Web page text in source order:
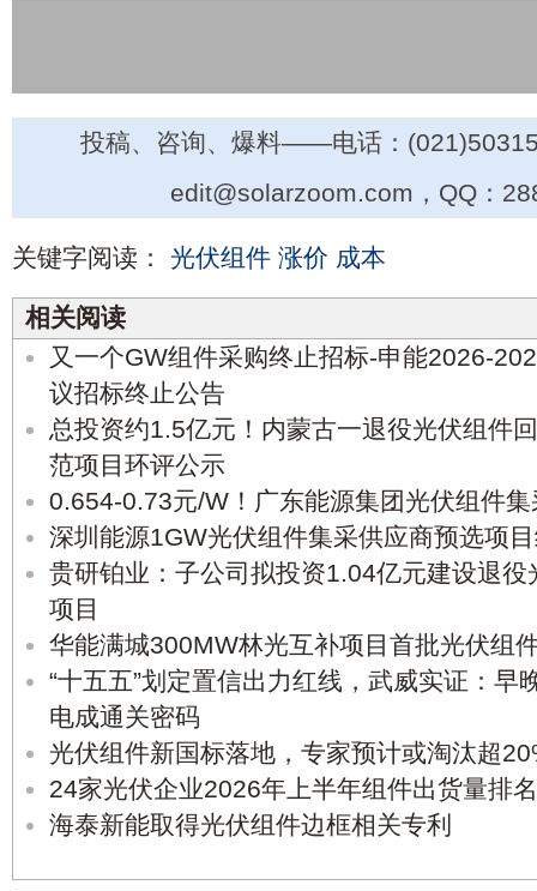
投稿、咨询、爆料——电话：
edit@solarzoom.com，QQ：
关键字阅读： 光伏组件 涨价 成本
相关阅读
又一个GW组件采购终止招标-申能2026-
议招标终止公告
总投资约1.5亿元！内蒙古一退役光伏组件
范项目环评公示
0.654-0.73元/W！广东能源集团光伏组件
深圳能源1GW光伏组件集采供应商预选项
贵研铂业：子公司拟投资1.04亿元建设退
项目
华能满城300MW林光互补项目首批光伏组
“十五五”划定置信出力红线，武威实证：早
电成通关密码
光伏组件新国标落地，专家预计或淘汰超
24家光伏企业2026年上半年组件出货量排
海泰新能取得光伏组件边框相关专利